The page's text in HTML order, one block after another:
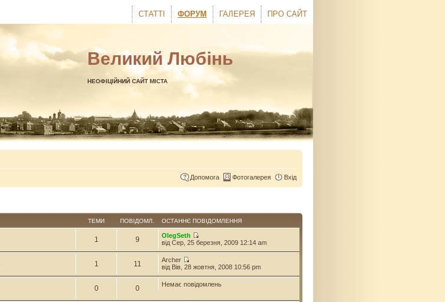
ПРО САЙТ
ГАЛЕРЕЯ
ФОРУМ
СТАТТІ
Великий Любінь
НЕОФІЦІЙНИЙ САЙТ МІСТА
Допомога Фотогалерея Вхід
ТЕМИ ПОВІДОМЛ. ОСТАННЄ ПОВІДОМЛЕННЯ
1 9
OlegSeth
від Сер, 25 березня, 2009 12:14 am
1 11
Archer
від Вів, 28 жовтня, 2008 10:56 pm
0 0 Немає повідомлень